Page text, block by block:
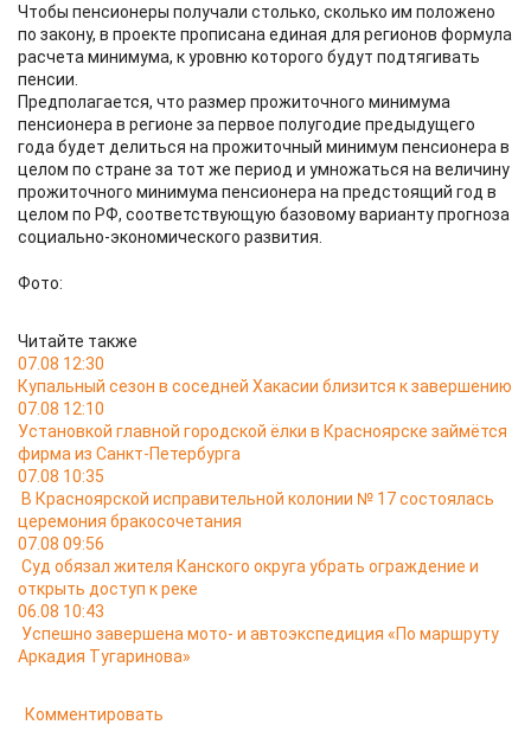
Чтобы пенсионеры получали столько, сколько им положено
по закону, в проекте прописана единая для регионов формула
расчета минимума, к уровню которого будут подтягивать
пенсии.
Предполагается, что размер прожиточного минимума
пенсионера в регионе за первое полугодие предыдущего
года будет делиться на прожиточный минимум пенсионера в
целом по стране за тот же период и умножаться на величину
прожиточного минимума пенсионера на предстоящий год в
целом по РФ, соответствующую базовому варианту прогноза
социально-экономического развития.
Фото:
Читайте также
07.08 12:30
Купальный сезон в соседней Хакасии близится к завершению
07.08 12:10
Установкой главной городской ёлки в Красноярске займётся
фирма из Санкт-Петербурга
07.08 10:35
В Красноярской исправительной колонии № 17 состоялась
церемония бракосочетания
07.08 09:56
Суд обязал жителя Канского округа убрать ограждение и
открыть доступ к реке
06.08 10:43
Успешно завершена мото- и автоэкспедиция «По маршруту
Аркадия Тугаринова»
Комментировать